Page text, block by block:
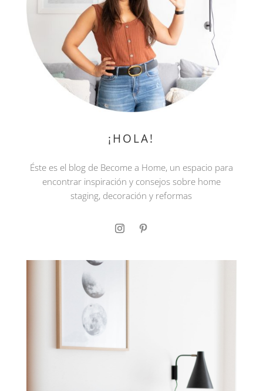
¡HOLA!
Éste es el blog de Become a Home, un espacio para
encontrar inspiración y consejos sobre home
staging, decoración y reformas